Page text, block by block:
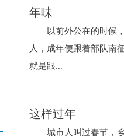
年味
以前外公在的时候，
人，成年便跟着部队南
就是跟...
这样过年
城市人叫过春节，乡